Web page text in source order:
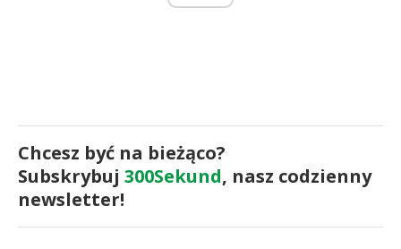
Chcesz być na bieżąco?
Subskrybuj 300Sekund, nasz codzienny
newsletter!